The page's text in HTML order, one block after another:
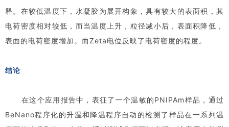
释。在较低温度下，水凝胶为展开构象，具有较大的表面积，其
电荷密度相对较低，而当温度上升，粒径减小后，表面积降低，
表面的电荷密度增加。而Zeta电位反映了电荷密度的程度。
结论
在这个应用报告中，表征了一个温敏的PNIPAm样品，通过
BeNano程序化的升温和降温程序自动的检测了样品在一系列温